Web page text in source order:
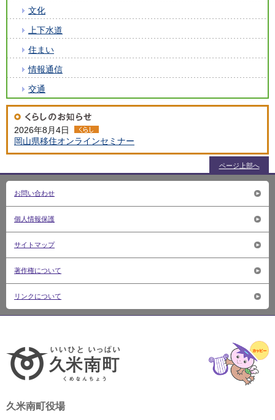
文化
上下水道
住まい
情報通信
交通
2026年8月4日
岡山県移住オンラインセミナー
ページ上部へ
お問い合わせ
個人情報保護
サイトマップ
著作権について
リンクについて
いい
久米南町役場